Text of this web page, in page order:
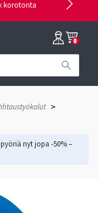
korotonta
0
>
nyt jopa -50% –